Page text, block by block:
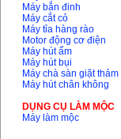
Máy bắn đinh
Máy cắt cỏ
Máy tỉa hàng rào
Motor động cơ điện
Máy hút ẩm
Máy hút bụi
Máy chà sàn giặt thảm
Máy hút chân không
DỤNG CỤ LÀM MỘC
Máy làm mộc